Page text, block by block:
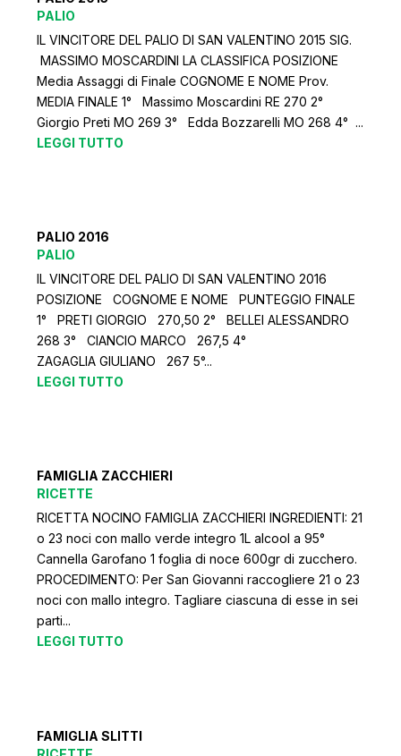
PALIO
IL VINCITORE DEL PALIO DI SAN VALENTINO 2015 SIG.
MASSIMO MOSCARDINI LA CLASSIFICA POSIZIONE
Media Assaggi di Finale COGNOME E NOME Prov.
MEDIA FINALE 1° Massimo Moscardini RE 270 2°
Giorgio Preti MO 269 3° Edda Bozzarelli MO 268 4° ...
LEGGI TUTTO
PALIO 2016
PALIO
IL VINCITORE DEL PALIO DI SAN VALENTINO 2016
POSIZIONE COGNOME E NOME PUNTEGGIO FINALE
1° PRETI GIORGIO 270,50 2° BELLEI ALESSANDRO
268 3° CIANCIO MARCO 267,5 4°
ZAGAGLIA GIULIANO 267 5°...
LEGGI TUTTO
FAMIGLIA ZACCHIERI
RICETTE
RICETTA NOCINO FAMIGLIA ZACCHIERI INGREDIENTI: 21
o 23 noci con mallo verde integro 1L alcool a 95°
Cannella Garofano 1 foglia di noce 600gr di zucchero.
PROCEDIMENTO: Per San Giovanni raccogliere 21 o 23
noci con mallo integro. Tagliare ciascuna di esse in sei
parti...
LEGGI TUTTO
FAMIGLIA SLITTI